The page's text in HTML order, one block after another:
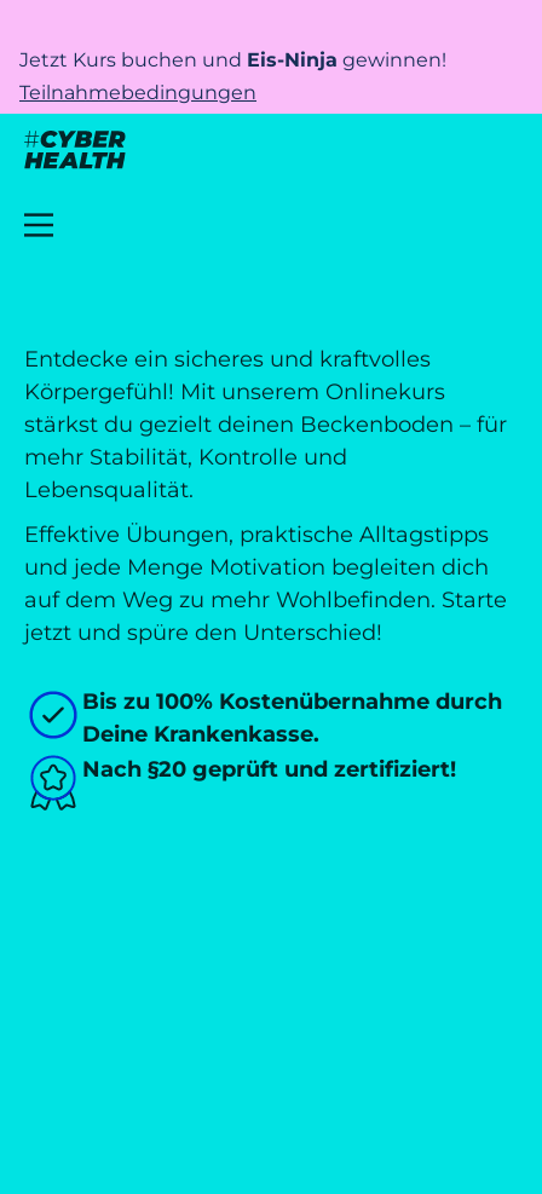
Jetzt Kurs buchen und Eis-Ninja gewinnen!
Teilnahmebedingungen
Entdecke ein sicheres und kraftvolles
Körpergefühl! Mit unserem Onlinekurs
stärkst du gezielt deinen Beckenboden – für
mehr Stabilität, Kontrolle und
Lebensqualität.
Effektive Übungen, praktische Alltagstipps
und jede Menge Motivation begleiten dich
auf dem Weg zu mehr Wohlbefinden. Starte
jetzt und spüre den Unterschied!
Bis zu 100% Kostenübernahme durch
Deine Krankenkasse.
Nach §20 geprüft und zertifiziert!